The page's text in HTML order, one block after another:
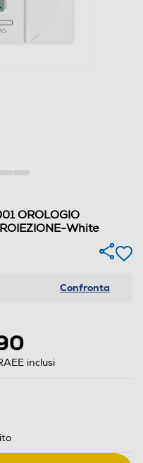
OROLOGIO
White
Confronta
inclusi